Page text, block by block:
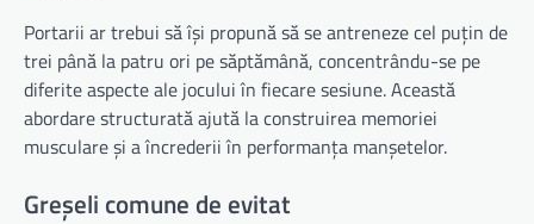
Portarii ar trebui să își propună să se antreneze cel puțin de
trei până la patru ori pe săptămână, concentrându-se pe
diferite aspecte ale jocului în fiecare sesiune. Această
abordare structurată ajută la construirea memoriei
musculare și a încrederii în performanța manșetelor.
Greșeli comune de evitat